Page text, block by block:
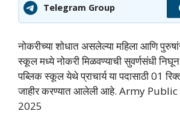
Telegram Group
नोकरीच्या शोधात असलेल्या महिला आणि
स्कूल मध्ये नोकरी मिळवण्याची सुवर्णसंधी
पब्लिक स्कूल येथे प्राचार्य या पदासाठी 01
जाहीर करण्यात आलेली आहे. Army
2025